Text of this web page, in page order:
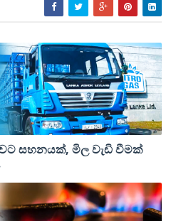
සහනයක්, මිල වැඩි වීමක්